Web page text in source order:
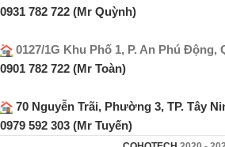
0931 782 722 (Mr Quỳnh)
0127/1G Khu Phố 1, P. An Phú Động,
0901 782 722 (Mr Toàn)
70 Nguyễn Trãi, Phường 3, TP. Tây
0979 592 303 (Mr Tuyến)